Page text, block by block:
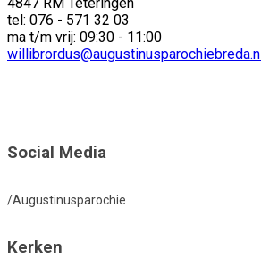
4847 RM Teteringen
tel: 076 - 571 32 03
ma t/m vrij: 09:30 - 11:00
willibrordus@augustinusparochiebreda.nl
Social Media
/Augustinusparochie
Kerken